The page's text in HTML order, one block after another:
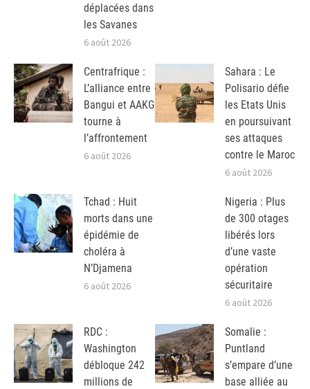
déplacées dans
les Savanes
6 août 2026
Centrafrique :
L’alliance entre
Bangui et AAKG
tourne à
l’affrontement
6 août 2026
Sahara : Le
Polisario défie
les Etats Unis
en poursuivant
ses attaques
contre le Maroc
6 août 2026
Tchad : Huit
morts dans une
épidémie de
choléra à
N’Djamena
6 août 2026
Nigeria : Plus
de 300 otages
libérés lors
d’une vaste
opération
sécuritaire
6 août 2026
RDC :
Washington
débloque 242
millions de
Somalie :
Puntland
s’empare d’une
base alliée au